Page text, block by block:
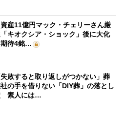
資産11億円マック・チェリーさん厳
キオクシア・ショック」後に大化
期待4銘…
失敗すると取り返しがつかない」葬
の手を借りない「DIY葬」の落とし
素人には…